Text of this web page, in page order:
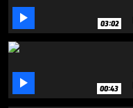
 03:02
 00:43